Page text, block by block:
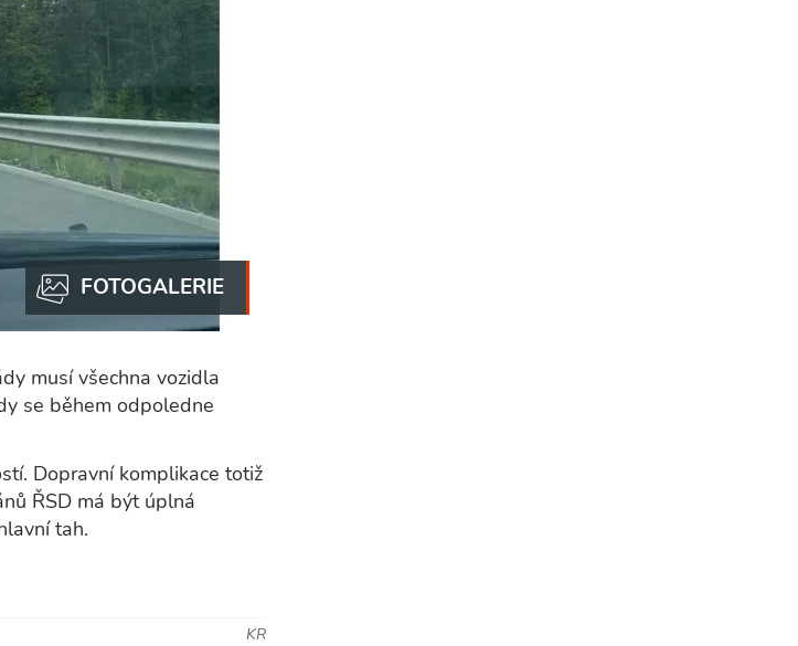
musí všechna vozidla
se během odpoledne
Dopravní komplikace totiž
ŘSD má být úplná
tah.
KR